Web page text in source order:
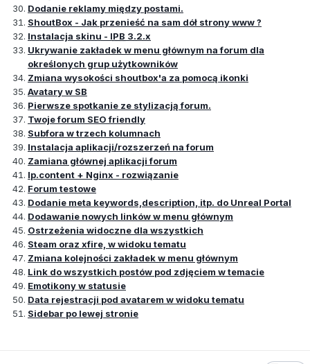
Dodanie reklamy między postami.
ShoutBox - Jak przenieść na sam dół strony www ?
Instalacja skinu - IPB 3.2.x
Ukrywanie zakładek w menu głównym na forum dla
określonych grup użytkowników
Zmiana wysokości shoutbox'a za pomocą ikonki
Avatary w SB
Pierwsze spotkanie ze stylizacją forum.
Twoje forum SEO friendly
Subfora w trzech kolumnach
Instalacja aplikacji/rozszerzeń na forum
Zamiana głównej aplikacji forum
Ip.content + Nginx - rozwiązanie
Forum testowe
Dodanie meta keywords,description, itp. do Unreal Portal
Dodawanie nowych linków w menu głównym
Ostrzeżenia widoczne dla wszystkich
Steam oraz xfire, w widoku tematu
Zmiana kolejności zakładek w menu głównym
Link do wszystkich postów pod zdjęciem w temacie
Emotikony w statusie
Data rejestracji pod avatarem w widoku tematu
Sidebar po lewej stronie